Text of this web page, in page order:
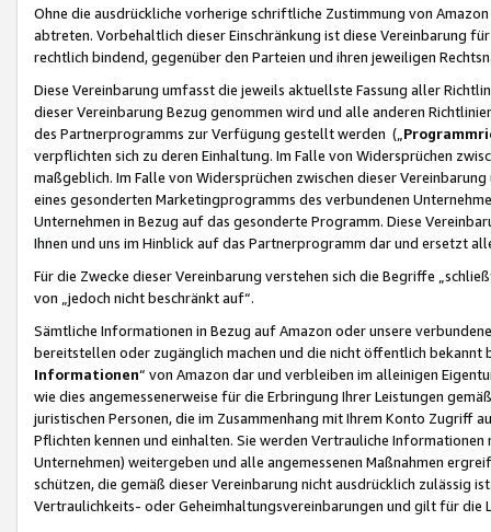
Ohne die ausdrückliche vorherige schriftliche Zustimmung von
abtreten. Vorbehaltlich dieser Einschränkung ist diese Vereinbarung
rechtlich bindend, gegenüber den Parteien und ihren jeweiligen
Diese Vereinbarung umfasst die jeweils aktuellste Fassung aller
dieser Vereinbarung Bezug genommen wird und alle anderen
des Partnerprogramms zur Verfügung gestellt werden („
verpflichten sich zu deren Einhaltung. Im Falle von Widersprüchen
maßgeblich. Im Falle von Widersprüchen zwischen dieser
eines gesonderten Marketingprogramms des verbundenen
Unternehmen in Bezug auf das gesonderte Programm. Diese
Ihnen und uns im Hinblick auf das Partnerprogramm dar und ersetzt
Für die Zwecke dieser Vereinbarung verstehen sich die Begriffe
von „jedoch nicht beschränkt auf“.
Sämtliche Informationen in Bezug auf Amazon oder unsere
bereitstellen oder zugänglich machen und die nicht öffentlich
Informationen“ von Amazon dar und verbleiben im alleinigen
wie dies angemessenerweise für die Erbringung Ihrer Leistungen
juristischen Personen, die im Zusammenhang mit Ihrem Konto
Pflichten kennen und einhalten. Sie werden Vertrauliche
Unternehmen) weitergeben und alle angemessenen Maßnahmen
schützen, die gemäß dieser Vereinbarung nicht ausdrücklich zulässig
Vertraulichkeits- oder Geheimhaltungsvereinbarungen und gilt für die